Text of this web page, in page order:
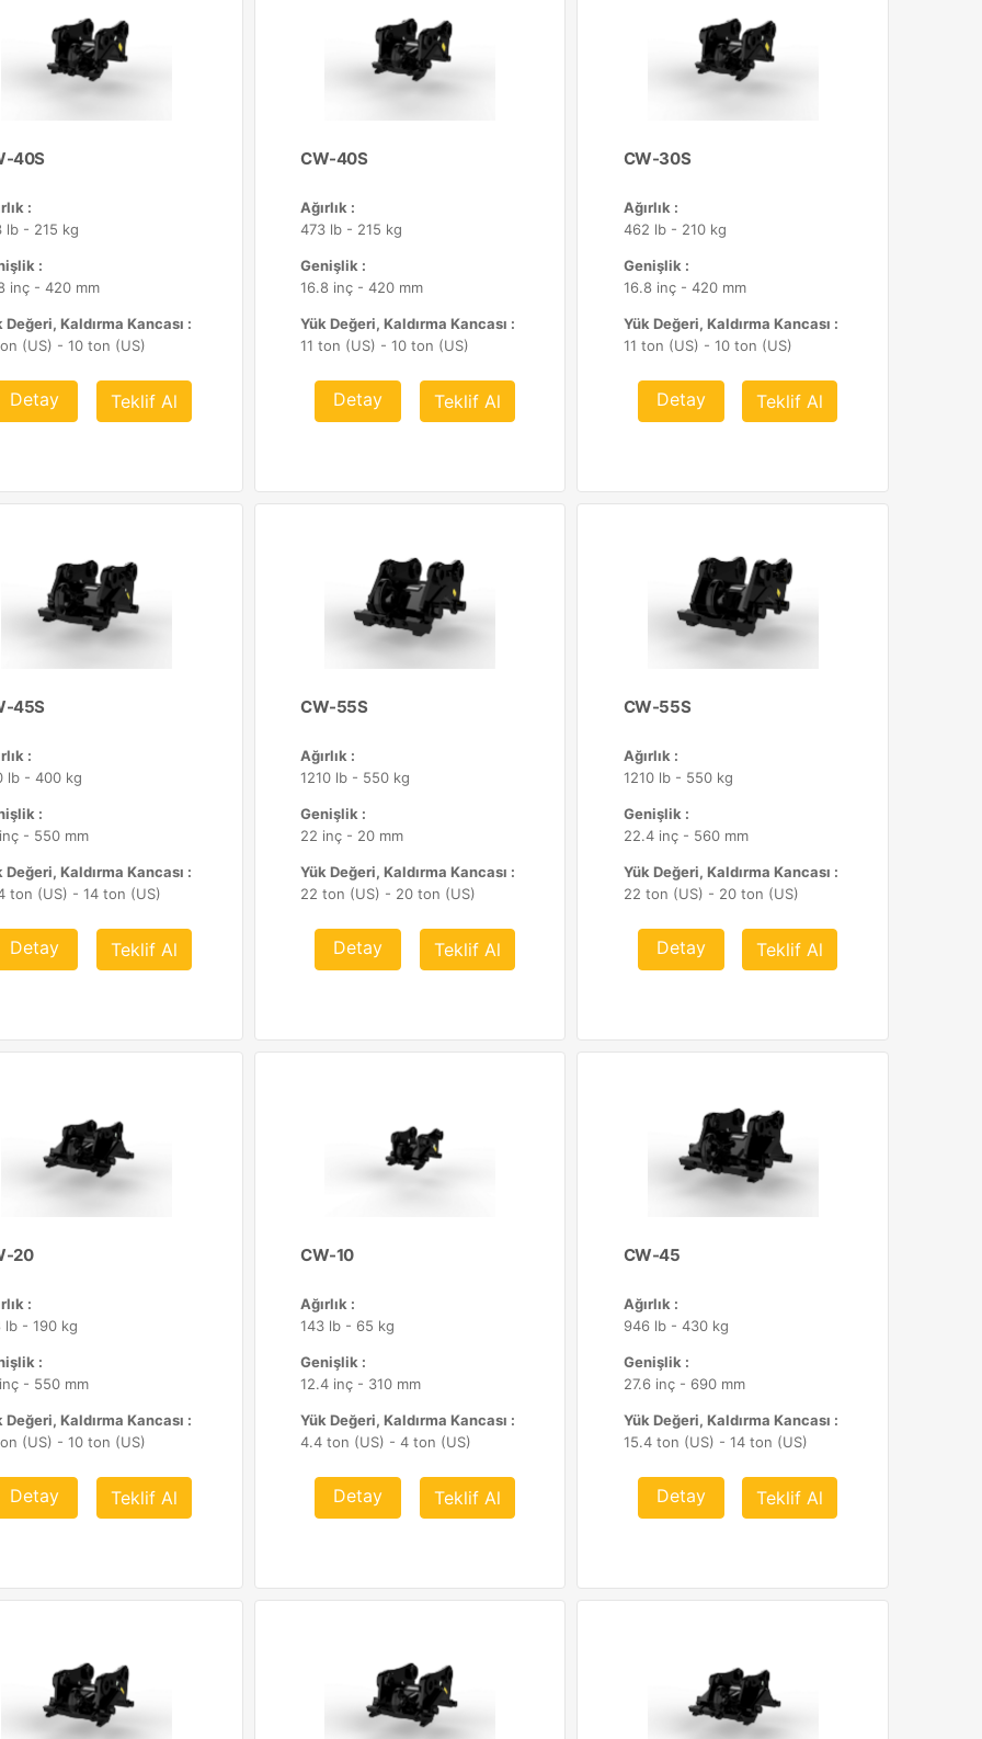
40S
:
lb - 215 kg
:
inç - 420 mm
Değeri, Kaldırma Kancası :
(US) - 10 ton (US)
Detay Teklif Al
CW-40S
Ağırlık :
473 lb - 215 kg
Genişlik :
16.8 inç - 420 mm
Yük Değeri, Kaldırma Kancası :
11 ton (US) - 10 ton (US)
Detay Teklif Al
CW-30S
Ağırlık :
462 lb - 210 kg
Genişlik :
16.8 inç - 420 mm
Yük Değeri, Kaldırma Kancası :
11 ton (US) - 10 ton (US)
Detay Teklif Al
45S
:
lb - 400 kg
:
- 550 mm
Değeri, Kaldırma Kancası :
ton (US) - 14 ton (US)
Detay Teklif Al
CW-55S
Ağırlık :
1210 lb - 550 kg
Genişlik :
22 inç - 20 mm
Yük Değeri, Kaldırma Kancası :
22 ton (US) - 20 ton (US)
Detay Teklif Al
CW-55S
Ağırlık :
1210 lb - 550 kg
Genişlik :
22.4 inç - 560 mm
Yük Değeri, Kaldırma Kancası :
22 ton (US) - 20 ton (US)
Detay Teklif Al
20
:
lb - 190 kg
:
- 550 mm
Değeri, Kaldırma Kancası :
(US) - 10 ton (US)
Detay Teklif Al
CW-10
Ağırlık :
143 lb - 65 kg
Genişlik :
12.4 inç - 310 mm
Yük Değeri, Kaldırma Kancası :
4.4 ton (US) - 4 ton (US)
Detay Teklif Al
CW-45
Ağırlık :
946 lb - 430 kg
Genişlik :
27.6 inç - 690 mm
Yük Değeri, Kaldırma Kancası :
15.4 ton (US) - 14 ton (US)
Detay Teklif Al